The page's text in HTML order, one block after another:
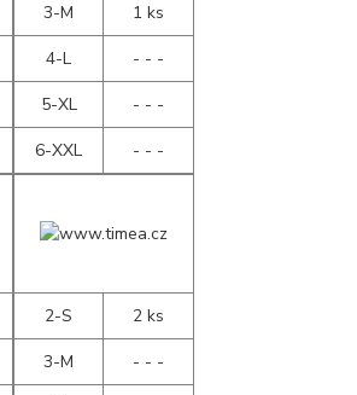
3-M
1 ks
4-L
- - -
5-XL
- - -
6-XXL
- - -
2-S
2 ks
3-M
- - -